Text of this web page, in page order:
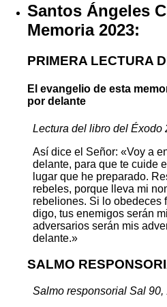
Santos Ángeles
Memoria 2023:
PRIMERA LECTURA
El evangelio de esta
por delante
Lectura del libro del Éxodo
Así dice el Señor: «Voy a
delante, para que te cuide
lugar que he preparado.
rebeles, porque lleva mi
rebeliones. Si lo obedeces
digo, tus enemigos serán
adversarios serán mis
delante.»
SALMO
Salmo responsorial Sal 90,